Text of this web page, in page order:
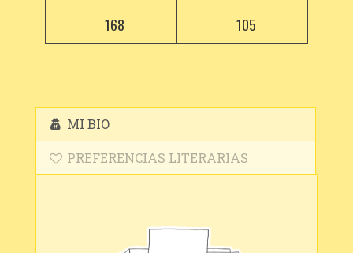
168 105
MI BIO
PREFERENCIAS LITERARIAS